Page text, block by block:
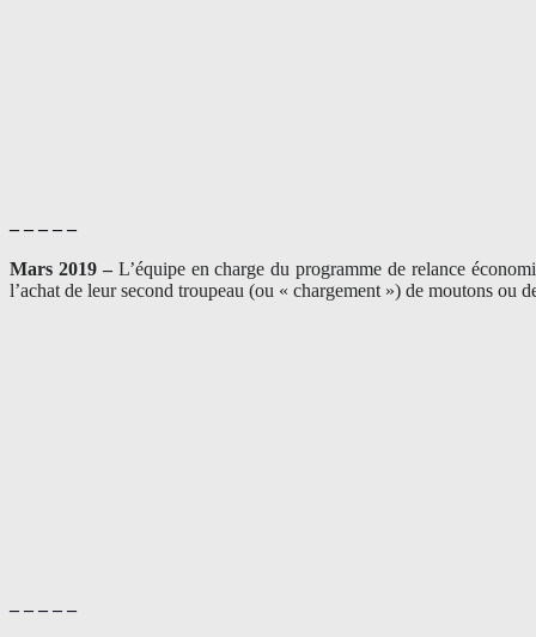
– – – – –
Mars 2019 – L’équipe en charge du programme de relance
l’achat de leur second troupeau (ou « chargement ») de moutons ou
– – – – –